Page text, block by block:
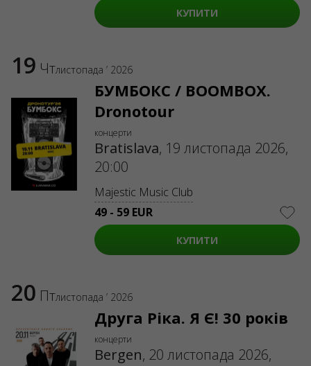
КУПИТИ
19 Чтлистопада ’ 2026
БУМБОКС / BOOMBOX.
Dronotour
концерти
Bratislava, 19 листопада 2026,
20:00
Majestic Music Club
49 - 59 EUR
КУПИТИ
20 Птлистопада ’ 2026
Друга Ріка. Я Є! 30 років
концерти
Bergen, 20 листопада 2026,